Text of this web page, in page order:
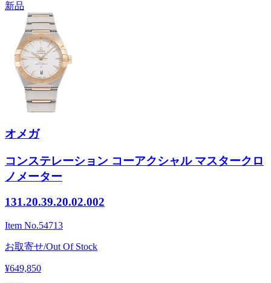
新品
オメガ
コンステレーション コーアクシャル マスタークロ
ノメーター
131.20.39.20.02.002
Item No.54713
お取寄せ/Out Of Stock
¥649,850